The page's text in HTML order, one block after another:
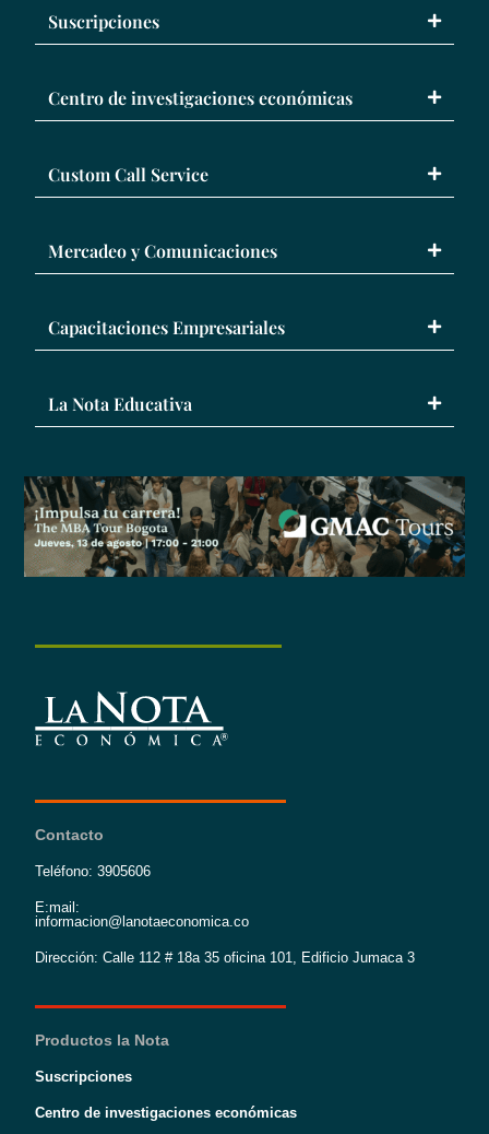
Suscripciones
Centro de investigaciones económicas
Custom Call Service
Mercadeo y Comunicaciones
Capacitaciones Empresariales
La Nota Educativa
Contacto
Teléfono: 3905606
E:mail:
informacion@lanotaeconomica.co
Dirección: Calle 112 # 18a 35 oficina 101, Edificio Jumaca 3
Productos la Nota
Suscripciones
Centro de investigaciones económicas